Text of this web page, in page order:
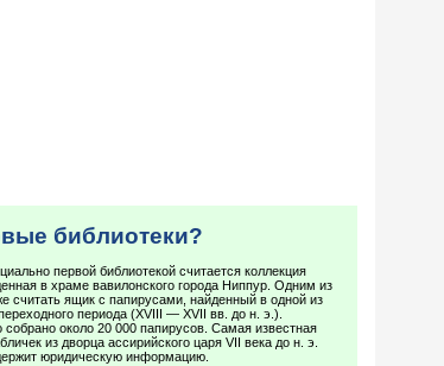
библиотеки?
первой библиотекой считается коллекция
в храме вавилонского города Ниппур. Одним из
считать ящик с папирусами, найденный в одной из
периода (XVIII — XVII вв. до н. э.).
около 20 000 папирусов. Самая известная
из дворца ассирийского царя VII века до н. э.
юридическую информацию.